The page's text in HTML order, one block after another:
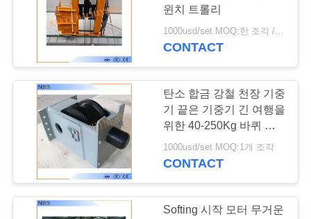
공
윈치 트롤리
1000usd/set MOQ:한 조각 / 조각
CONTACT
탄소 합금 강철 천장 기중
기 끝은 기중기 긴 여행을
위한 40-250Kg 바퀴 구
획을 나릅니다
1000usd/set MOQ:1개 조각
CONTACT
Softing 시작 모터 무거운